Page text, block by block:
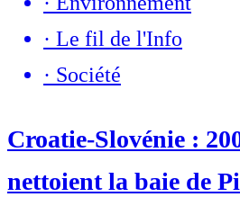
· Le fil de l'Info
· Société
Croatie-Slovénie :
nettoient la baie de